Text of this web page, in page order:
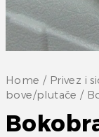
Home / Privez i
bove/plutače /